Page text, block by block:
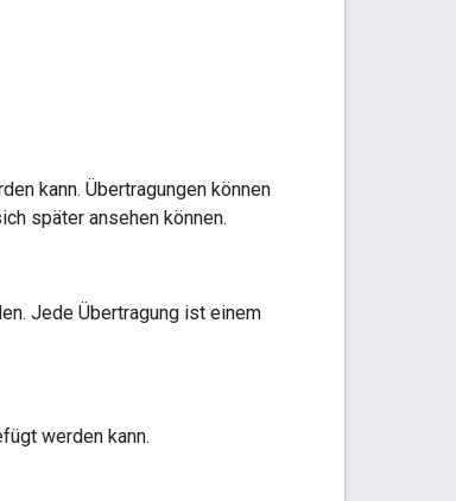
kann. Übertragungen können
später ansehen können.
Jede Übertragung ist einem
werden kann.